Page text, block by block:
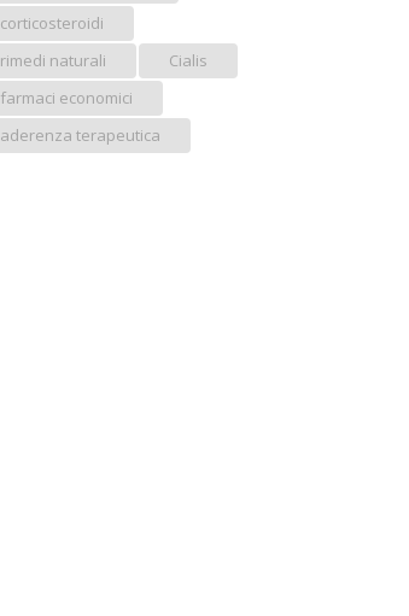
corticosteroidi
rimedi naturali
Cialis
farmaci economici
aderenza terapeutica